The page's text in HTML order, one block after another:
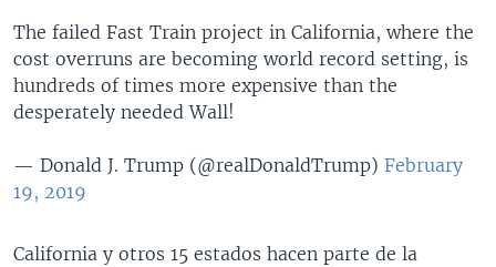
The failed Fast Train project in California, where the
cost overruns are becoming world record setting, is
hundreds of times more expensive than the
desperately needed Wall!
— Donald J. Trump (@realDonaldTrump) February
19, 2019
California y otros 15 estados hacen parte de la